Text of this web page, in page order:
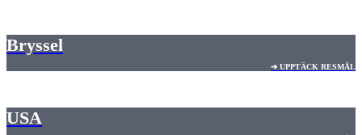
Bryssel
➔ UPPTÄCK RESMÅL
USA